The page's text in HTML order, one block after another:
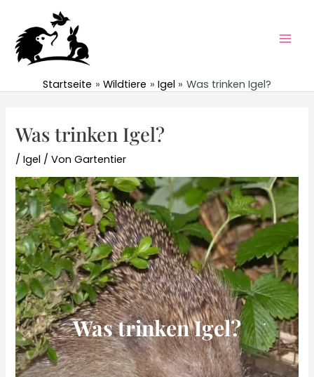
springen
Startseite Wildtiere Igel Was trinken Igel?
Was trinken Igel?
/Igel / VonGartentier
Was trinken Igel?